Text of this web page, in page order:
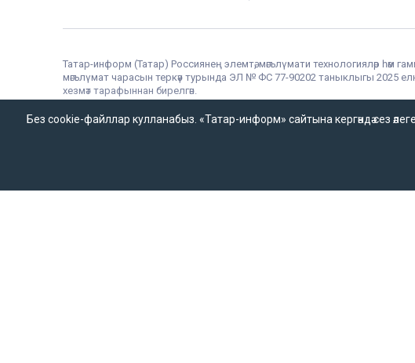
Татар-информ (Татар) Россиянең элемтә, мәгълүмати технологияләр һәм
мәгълүмат чарасын теркәү турында ЭЛ № ФС 77-90202 таныклыгы 2025
хезмәт тарафыннан бирелгән.
«Татар-информ» Россиянең элемтә, мәгълүмати технологияләр һәм
теркәлгән. Гамәлдәге таныклык номеры – № ФС 77 – 67031. РФ «Матбугат
массакүләм мәгълүмат чарасы таратканда аңа гиперсылтама кую
Без cookie-файллар кулланабыз. «Татар-информ» сайтына кергәндә сез